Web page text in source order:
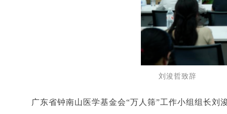
刘浚哲致辞
广东省钟南山医学基金会“万人筛”工作小组组长刘